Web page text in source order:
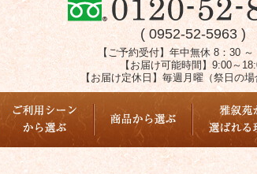
( 0952-52-5963 )
【ご予約受付】年中無休 8：30 ～
【お届け可能時間】9:00～
【お届け定休日】毎週月曜（祭日の